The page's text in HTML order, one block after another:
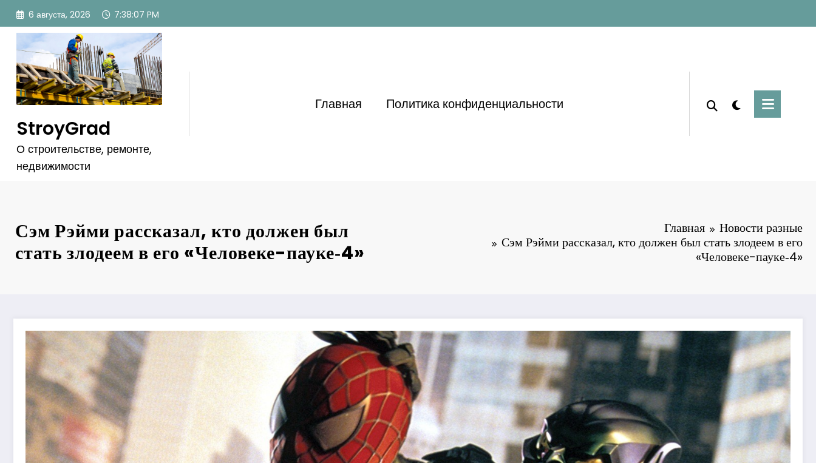
Перейти
содержимому
6 августа, 2026 7:38:11 PM
StroyGrad
О строительстве, ремонте,
недвижимости
Главная Политика конфиденциальности
Сэм Рэйми рассказал, кто должен был
стать злодеем в его «Человеке-пауке‑4»
Главная
Новости разные
Сэм Рэйми рассказал, кто должен был стать злодеем в его
«Человеке-пауке‑4»